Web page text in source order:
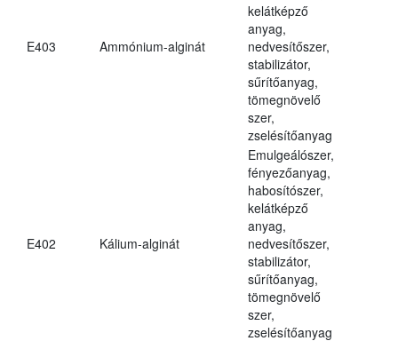
E403 Ammónium-alginát
kelátképző
anyag,
nedvesítőszer,
stabilizátor,
sűrítőanyag,
tömegnövelő
szer,
zselésítőanyag
E402 Kálium-alginát
Emulgeálószer,
fényezőanyag,
habosítószer,
kelátképző
anyag,
nedvesítőszer,
stabilizátor,
sűrítőanyag,
tömegnövelő
szer,
zselésítőanyag